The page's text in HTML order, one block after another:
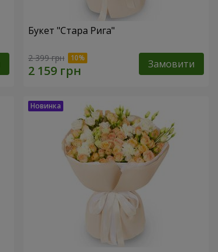
Букет "Стара Рига"
2 399 грн Замовити